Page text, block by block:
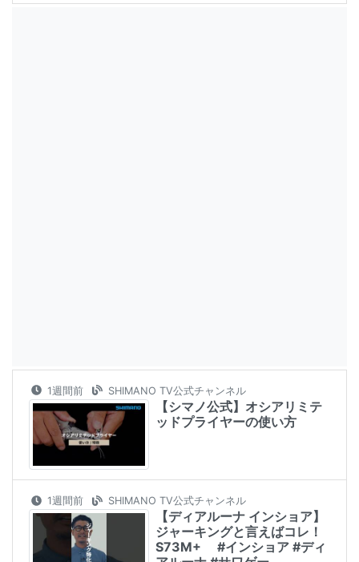
1週間前 SHIMANO TV公式チャンネル
【シマノ公式】オシアリミテ
ッドプライヤーの使い方
1週間前 SHIMANO TV公式チャンネル
【ディアルーナ インショア】
ジャーキングと言えばコレ！
S73M+ #インショア #ディ